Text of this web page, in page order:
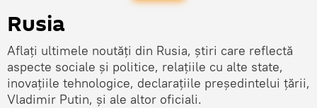
Rusia
Aflați ultimele noutăți din Rusia, știri care reflectă
aspecte sociale și politice, relațiile cu alte state,
inovațiile tehnologice, declarațiile președintelui țării,
Vladimir Putin, și ale altor oficiali.